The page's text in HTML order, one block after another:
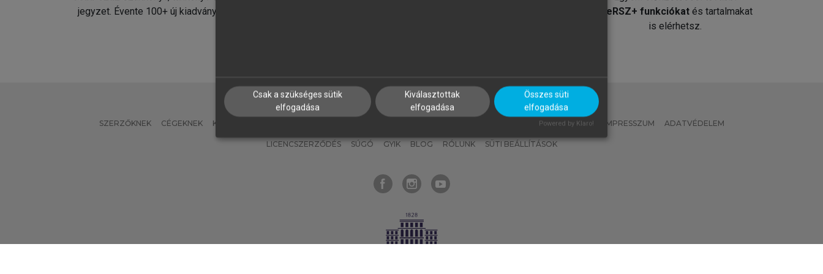
jegyzet. Évente 100+ új kiadvány.
MeRSZ+ funkciókat és tartalmakat
is elérhetsz.
SZERZŐKNEK CÉGEKNEK KÖNYVTÁROSOKNAK MI – ÁLTALÁNOS IRÁNYELVEK IMPRESSZUM ADATVÉDELEM
LICENCSZERZŐDÉS SÚGÓ GYIK BLOG RÓLUNK SÜTI BEÁLLÍTÁSOK
Csak a szükséges sütik
elfogadása
Kiválasztottak
elfogadása
Összes süti
elfogadása
Powered by Klaro!